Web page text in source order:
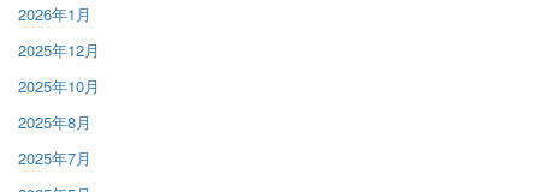
2026年1月
2025年12月
2025年10月
2025年8月
2025年7月